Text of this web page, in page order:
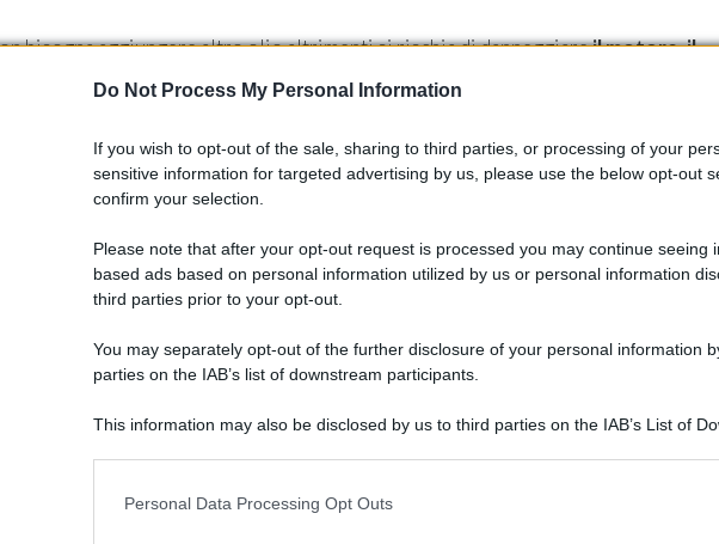
Do Not Process My Personal Information
If you wish to opt-out of the sale, sharing to third parties, or processing of your
sensitive information for targeted advertising by us, please use the below opt-out
confirm your selection.
Please note that after your opt-out request is processed you may continue seeing
based ads based on personal information utilized by us or personal information
third parties prior to your opt-out.
You may separately opt-out of the further disclosure of your personal information
parties on the IAB’s list of downstream participants.
This information may also be disclosed by us to third parties on the IAB’s List of
information including but not limited to your visit or usage behaviour. You may click
Personal Data Processing Opt Outs
bisogna aggiungere altro olio altrimenti si rischia di danneggiareil motore, il